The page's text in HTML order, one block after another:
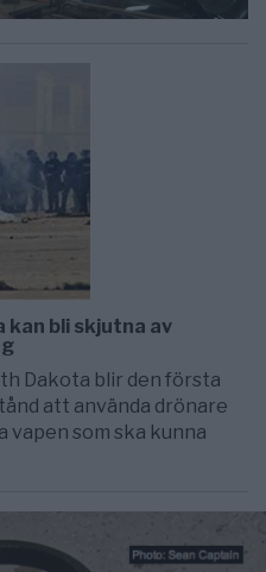
kan bli skjutna av
Dakota blir den första
att använda drönare
vapen som ska kunna